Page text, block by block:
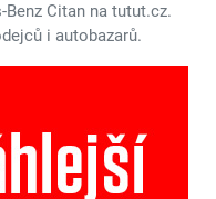
Citan na tutut.cz.
i autobazarů.